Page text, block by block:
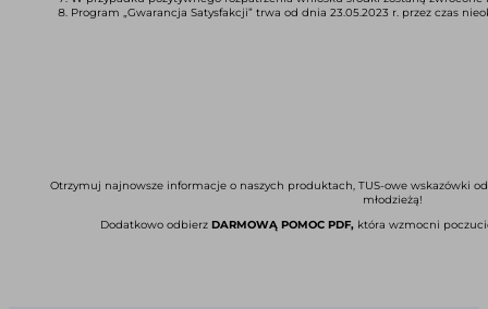
Program „Gwarancja Satysfakcji” trwa od dnia 23.05.2023 r. przez czas
Otrzymuj najnowsze informacje o naszych produktach, TUS-owe wskazówki
młodzieżą!
Dodatkowo odbierz DARMOWĄ POMOC PDF, która wzmocni